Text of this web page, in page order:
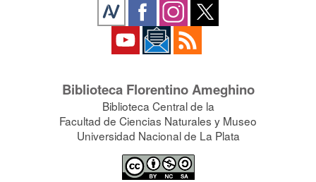
Biblioteca Florentino Ameghino
Biblioteca Central de la
Facultad de Ciencias Naturales y Museo
Universidad Nacional de La Plata